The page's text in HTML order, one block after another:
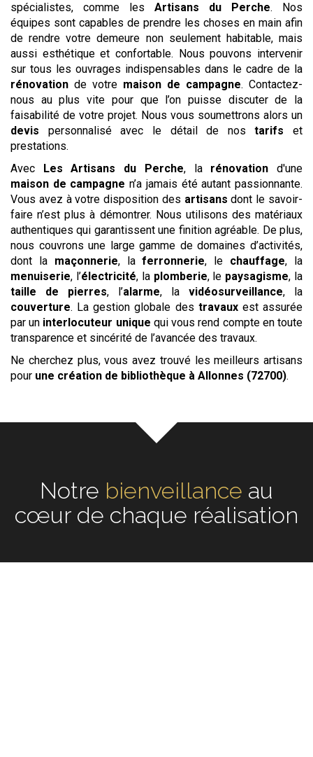
spécialistes, comme les Artisans du Perche. Nos
équipes sont capables de prendre les choses en main afin
de rendre votre demeure non seulement habitable, mais
aussi esthétique et confortable. Nous pouvons intervenir
sur tous les ouvrages indispensables dans le cadre de la
rénovation de votre maison de campagne. Contactez-
nous au plus vite pour que l’on puisse discuter de la
faisabilité de votre projet. Nous vous soumettrons alors un
devis personnalisé avec le détail de nostarifs et
prestations.
Avec Les Artisans du Perche, la rénovation d'une
maison de campagne n’a jamais été autant passionnante.
Vous avez à votre disposition des artisans dont le savoir-
faire n’est plus à démontrer. Nous utilisons des matériaux
authentiques qui garantissent une finition agréable. De plus,
nous couvrons une large gamme de domaines d’activités,
dont la maçonnerie, laferronnerie, le chauffage, la
menuiserie, l’électricité, la plomberie, le paysagisme, la
taille de pierres, l’alarme, la vidéosurveillance, la
couverture. La gestion globale des travauxest assurée
par un interlocuteur unique qui vous rend compte en toute
transparence et sincérité de l’avancée des travaux.
Ne cherchez plus, vous avez trouvé les meilleurs artisans
pour une création de bibliothèque à Allonnes (72700).
Notreécouteau cœur de
chaque réalisation